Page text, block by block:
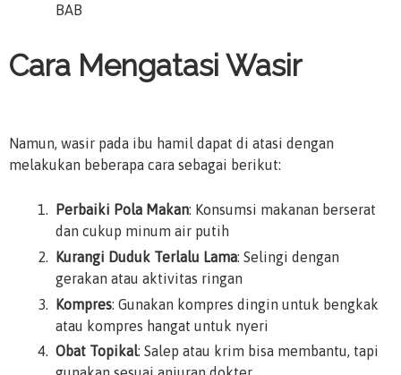
BAB
Cara Mengatasi Wasir
Namun, wasir pada ibu hamil dapat di atasi dengan
melakukan beberapa cara sebagai berikut:
Perbaiki Pola Makan: Konsumsi makanan berserat
dan cukup minum air putih
Kurangi Duduk Terlalu Lama: Selingi dengan
gerakan atau aktivitas ringan
Kompres: Gunakan kompres dingin untuk bengkak
atau kompres hangat untuk nyeri
Obat Topikal: Salep atau krim bisa membantu, tapi